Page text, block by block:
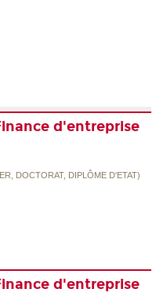
d'entreprise
DOCTORAT, DIPLÔME D'ETAT)
d'entreprise